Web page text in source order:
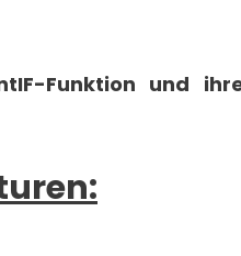
Funktion und